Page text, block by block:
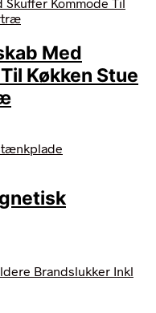
Med
Køkken Stue